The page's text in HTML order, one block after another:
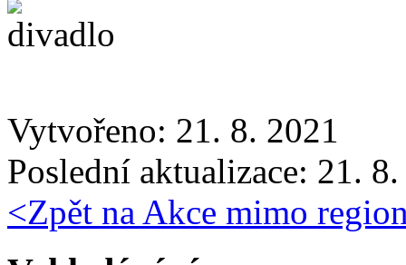
Vytvořeno: 21. 8. 2021
Poslední aktualizace: 21.
<Zpět na Akce mimo